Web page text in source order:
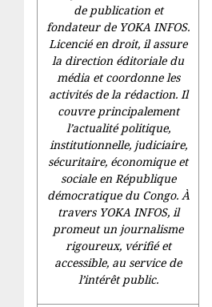
de publication et
fondateur de YOKA INFOS.
Licencié en droit, il assure
la direction éditoriale du
média et coordonne les
activités de la rédaction. Il
couvre principalement
l’actualité politique,
institutionnelle, judiciaire,
sécuritaire, économique et
sociale en République
démocratique du Congo. À
travers YOKA INFOS, il
promeut un journalisme
rigoureux, vérifié et
accessible, au service de
l’intérêt public.